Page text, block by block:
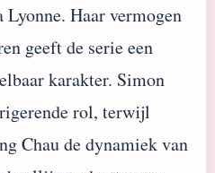
Lyonne. Haar vermogen
geeft de serie een
karakter. Simon
rol, terwijl
Chau de dynamiek van